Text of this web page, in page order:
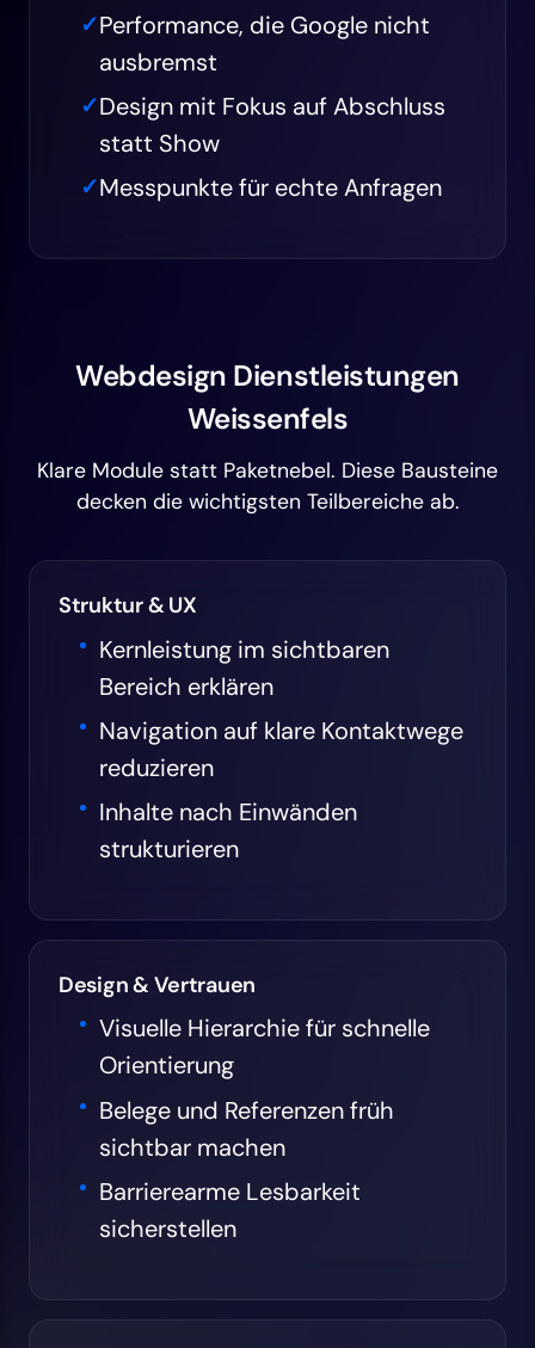
Performance, die Google nicht
ausbremst
Design mit Fokus auf Abschluss
statt Show
Messpunkte für echte Anfragen
Webdesign Dienstleistungen
Weissenfels
Klare Module statt Paketnebel. Diese Bausteine
decken die wichtigsten Teilbereiche ab.
Struktur & UX
Kernleistung im sichtbaren
Bereich erklären
Navigation auf klare Kontaktwege
reduzieren
Inhalte nach Einwänden
strukturieren
Design & Vertrauen
Visuelle Hierarchie für schnelle
Orientierung
Belege und Referenzen früh
sichtbar machen
Barrierearme Lesbarkeit
sicherstellen